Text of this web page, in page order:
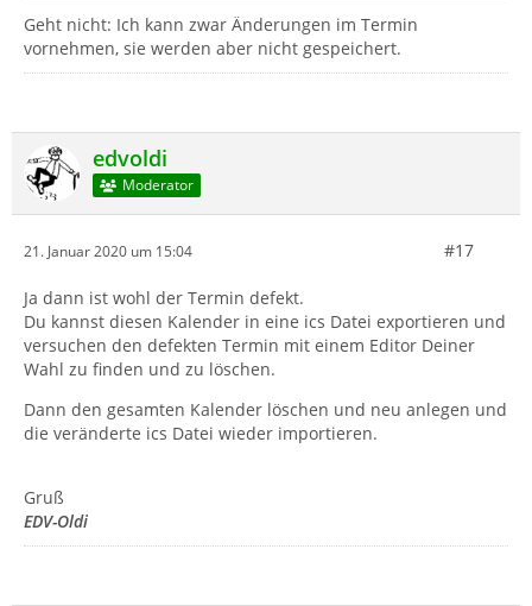
Geht nicht: Ich kann zwar Änderungen im Termin
vornehmen, sie werden aber nicht gespeichert.
edvoldi
Moderator
21. Januar 2020 um 15:04 #17
Ja dann ist wohl der Termin defekt.
Du kannst diesen Kalender in eine ics Datei exportieren und
versuchen den defekten Termin mit einem Editor Deiner
Wahl zu finden und zu löschen.
Dann den gesamten Kalender löschen und neu anlegen und
die veränderte ics Datei wieder importieren.
Gruß
EDV-Oldi